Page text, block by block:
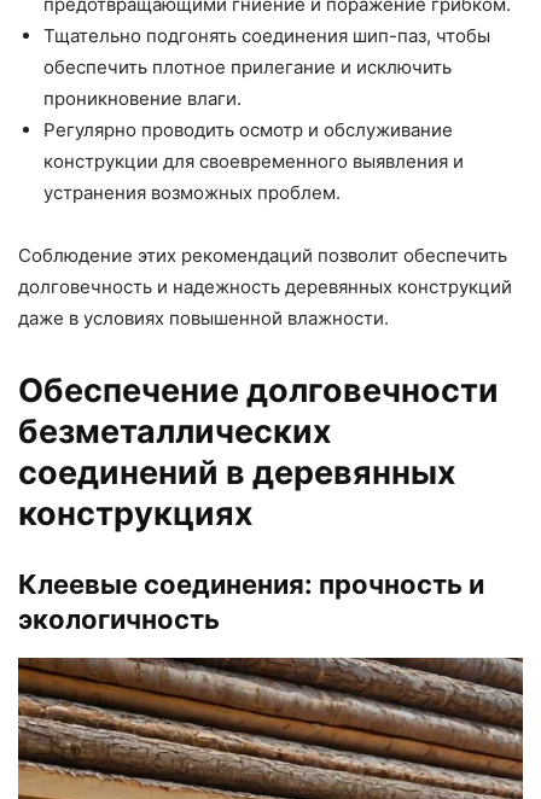
Тщательно подгонять соединения шип-паз, чтобы
обеспечить плотное прилегание и исключить
проникновение влаги.
Регулярно проводить осмотр и обслуживание
конструкции для своевременного выявления и
устранения возможных проблем.
Соблюдение этих рекомендаций позволит обеспечить
долговечность и надежность деревянных конструкций
даже в условиях повышенной влажности.
Обеспечение долговечности
безметаллических
соединений в деревянных
конструкциях
Клеевые соединения: прочность и
экологичность